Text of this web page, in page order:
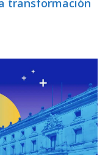
transformación